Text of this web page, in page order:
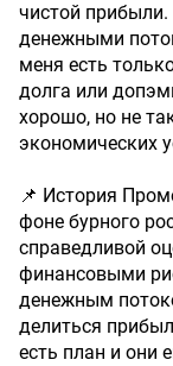
чистой
денежными
меня есть
долга или
хорошо, но не
экономических
📌 История
фоне бурного
справедливой
финансовыми
денежным
делиться
есть план и они